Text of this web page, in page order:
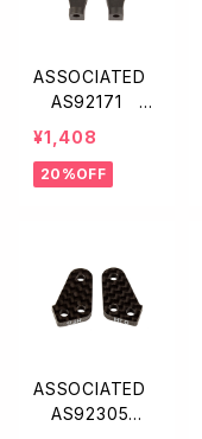
ASSOCIATED
AS92171 ス
テアリングブロッ
ク【B74〜B74.
2】
¥1,408
20%OFF
ASSOCIATED
AS92305 F